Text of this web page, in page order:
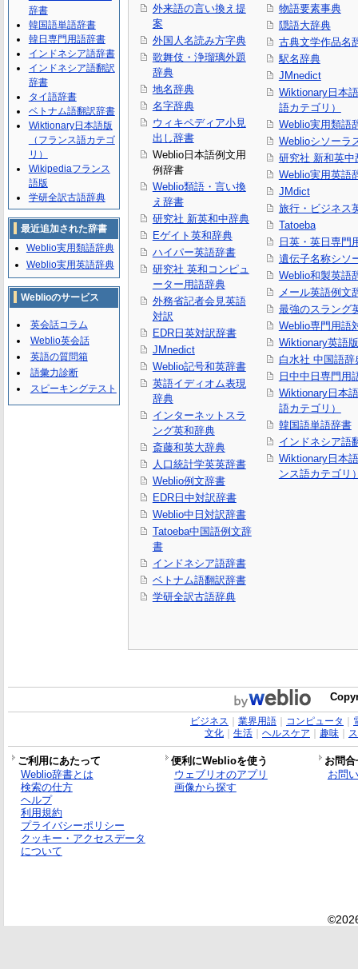
外来語の言い換え提
案
外国人名読み方字典
歌舞伎・浄瑠璃外題
辞典
地名辞典
名字辞典
ウィキペディア小見
出し辞書
Weblio日本語例文用
例辞書
Weblio類語・言い換
え辞書
研究社 新英和中辞典
Eゲイト英和辞典
ハイパー英語辞書
研究社 英和コンピュ
ーター用語辞典
外務省記者会見英語
対訳
EDR日英対訳辞書
JMnedict
Weblio記号和英辞書
英語イディオム表現
辞典
インターネットスラ
ング英和辞典
斎藤和英大辞典
人口統計学英英辞書
Weblio例文辞書
EDR日中対訳辞書
Weblio中日対訳辞書
Tatoeba中国語例文辞
書
インドネシア語辞書
ベトナム語翻訳辞書
学研全訳古語辞典
物語要素事典
隠語大辞典
古典文学作品名
駅名辞典
JMnedict
Wiktionary日本
語カテゴリ）
Weblio実用類語
Weblioシソーラ
研究社 新和英中
Weblio実用英語
JMdict
旅行・ビジネス
Tatoeba
日英・英日専門
遺伝子名称シソ
Weblio和製英語
メール英語例文
最強のスラング
Weblio専門用語
Wiktionary英語版
白水社 中国語辞
日中中日専門用
Wiktionary日本
語カテゴリ）
韓国語単語辞書
インドネシア語
Wiktionary日本
ンス語カテゴリ
辞書
韓国語単語辞書
韓日専門用語辞書
インドネシア語辞書
インドネシア語翻訳
辞書
タイ語辞書
ベトナム語翻訳辞書
Wiktionary日本語版
（フランス語カテゴ
リ）
Wikipediaフランス
語版
学研全訳古語辞典
最近追加された辞書
Weblio実用類語辞典
Weblio実用英語辞典
Weblioのサービス
英会話コラム
Weblio英会話
英語の質問箱
語彙力診断
スピーキングテスト
ビジネス 業界用語｜ コンピュータ
文化｜ 生活｜ ヘルスケア 趣味｜
ご利用にあたって 便利にWeblioを使う
お問
Weblio辞書とは
検索の仕方
ヘルプ
利用規約
プライバシーポリシー
クッキー・アクセスデータ
について
ウェブリオのアプリ
画像から探す
お問